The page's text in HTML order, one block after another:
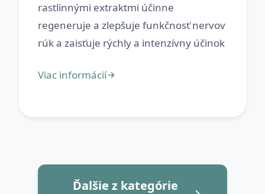
rastlinnými extraktmi účinne
regeneruje a zlepšuje funkčnosť nervov
Ďalšie z kategórie